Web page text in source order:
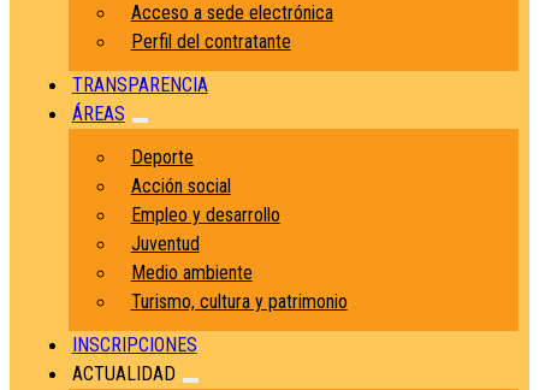
Acceso a sede electrónica
Perfil del contratante
TRANSPARENCIA
ÁREAS
Deporte
Acción social
Empleo y desarrollo
Juventud
Medio ambiente
Turismo, cultura y patrimonio
INSCRIPCIONES
ACTUALIDAD